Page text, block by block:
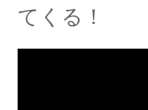
てくる！